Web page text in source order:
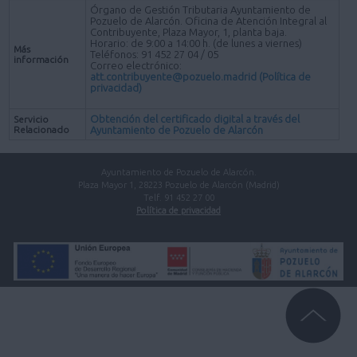
Más
información
Órgano de Gestión Tributaria Ayuntamiento de
Pozuelo de Alarcón. Oficina de Atención Integral al
Contribuyente, Plaza Mayor, 1, planta baja.
Horario: de 9:00 a 14:00 h. (de lunes a viernes)
Teléfonos: 91 452 27 04 / 05
Correo electrónico:
att.contribuyente@pozuelo.madrid (Política de
privacidad)
Servicio
Relacionado
Obtención del certificado digital a través del
Ayuntamiento de Pozuelo de Alarcón
Ayuntamiento de Pozuelo de Alarcón.
Plaza Mayor 1, 28223 Pozuelo de Alarcón (Madrid)
Telf. 91 452 27 00
Política de privacidad